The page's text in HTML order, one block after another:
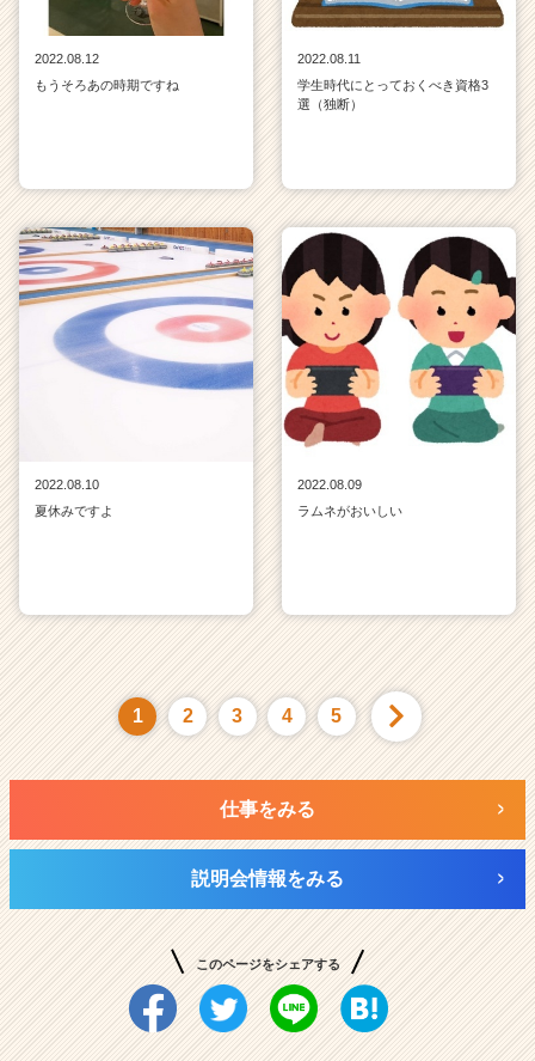
2022.08.12
もうそろあの時期ですね
2022.08.11
学生時代にとっておくべき資格3
選（独断）
2022.08.10
夏休みですよ
2022.08.09
ラムネがおいしい
1 2 3 4 5
仕事をみる
説明会情報をみる
このページをシェアする